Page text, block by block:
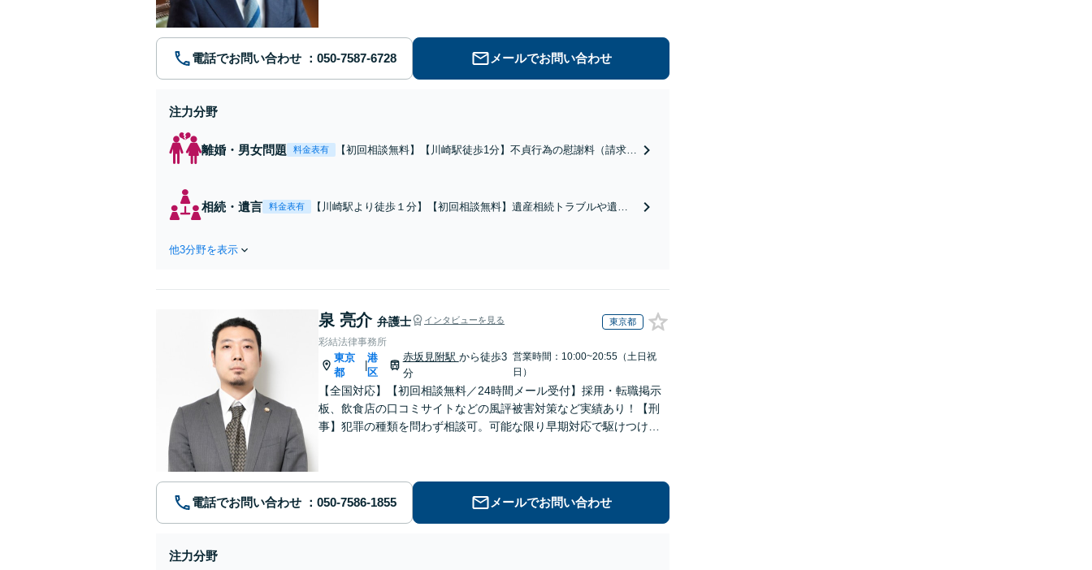
電話でお問い合わせ メールでお問い合わせ
注力分野
離婚・男女問題 料金表有
【初回相談無料】【川崎駅徒歩1分】不貞行為の慰謝料（請求さ
ます。
相続・遺言 料金表有
【川崎駅より徒歩１分】【初回相談無料】遺産相続トラブルや遺言
他3分野を表示
泉 亮介 弁護士 インタビューを見る 東京都
彩結法律事務所
東京
都
港
区
赤坂見附駅 から徒歩3
分
営業時間：10:00~20:55（土日祝
日）
【全国対応】【初回相談無料／24時間メール受付】採用・転職掲示
板、飲食店の口コミサイトなどの風評被害対策など実績あり！【刑
事】犯罪の種類を問わず相談可。可能な限り早期対応で駆けつけサ
電話でお問い合わせ メールでお問い合わせ
注力分野